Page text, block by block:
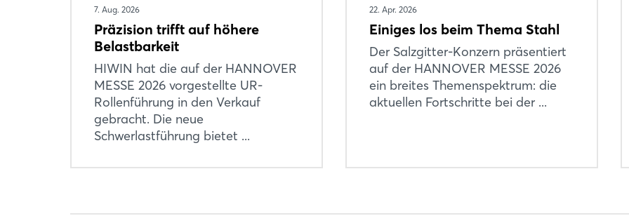
7. Aug. 2026
Präzision trifft auf höhere
Belastbarkeit
HIWIN hat die auf der HANNOVER
MESSE 2026 vorgestellte UR-
Rollenführung in den Verkauf
gebracht. Die neue
Schwerlastführung bietet ...
22. Apr. 2026
Einiges los beim Thema Stahl
Der Salzgitter-Konzern präsentiert
auf der HANNOVER MESSE 2026
ein breites Themenspektrum: die
aktuellen Fortschritte bei der ...